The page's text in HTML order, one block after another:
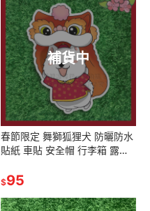
補貨中
春節限定 舞獅狐狸犬 防曬防水
貼紙 車貼 安全帽 行李箱 露營
$95